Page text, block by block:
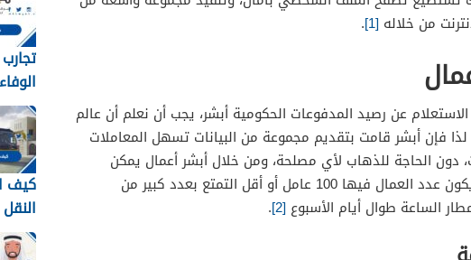
مقيم
جواز السفر
بالبريد
من خلاله [1]
.
عن رصيد المدفوعات الحكومية أبشر، يجب أن نعلم أن عالم
فإن أبشر قامت بتقديم مجموعة من البيانات تسهل المعاملات
دون الحاجة للذهاب لأي مصلحة، ومن خلال أبشر أعمال يمكن
لأصحاب المؤسسات التي يكون عدد العمال فيها 100 عامل أو أقل التمتع بعدد كبير من
الساعة طوال أيام الأسبوع [2]
.
وطرق
معهم
كيف
في